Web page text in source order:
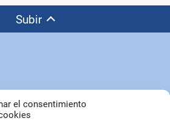
el consentimiento
Subir